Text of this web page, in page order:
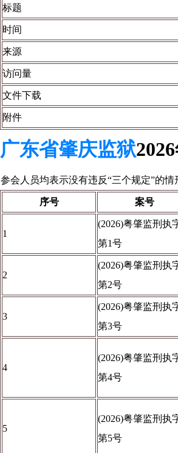
标题
时间
来源
访问量
文件下载
附件
广东省肇庆监狱
参会人员均表示没有违反“三个规定”的情
序号 案号
1
(2026)粤肇监刑执
第1号
2
(2026)粤肇监刑执
第2号
3
(2026)粤肇监刑执
第3号
4
(2026)粤肇监刑执
第4号
5
(2026)粤肇监刑执
第5号